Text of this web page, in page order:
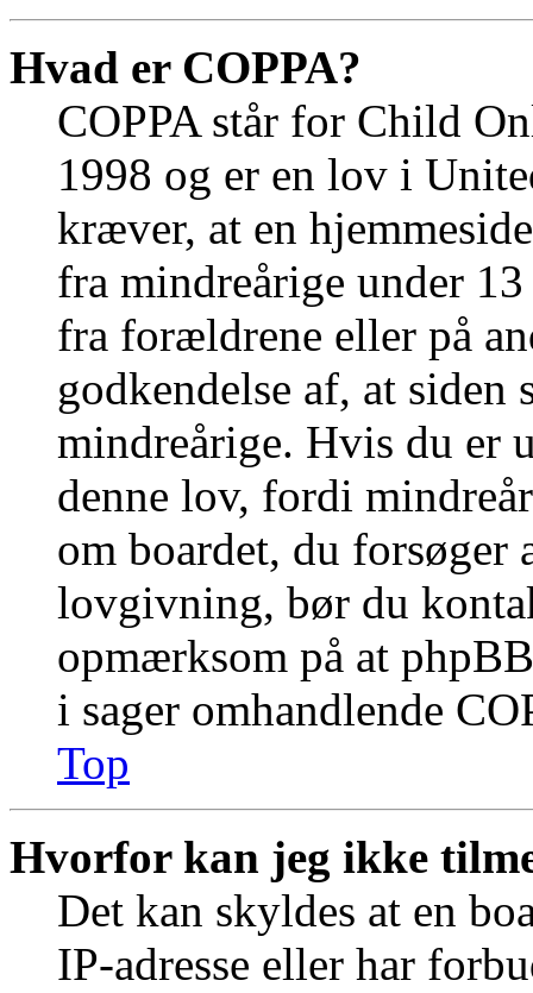
Hvad er COPPA?
COPPA står for Child
1998 og er en lov i
kræver, at en
fra mindreårige under
fra forældrene eller på
godkendelse af, at
mindreårige. Hvis du er
denne lov, fordi
om boardet, du forsøger
lovgivning, bør du
opmærksom på at
i sager omhandlende
Top
Hvorfor kan jeg ikke
Det kan skyldes at en
IP-adresse eller har